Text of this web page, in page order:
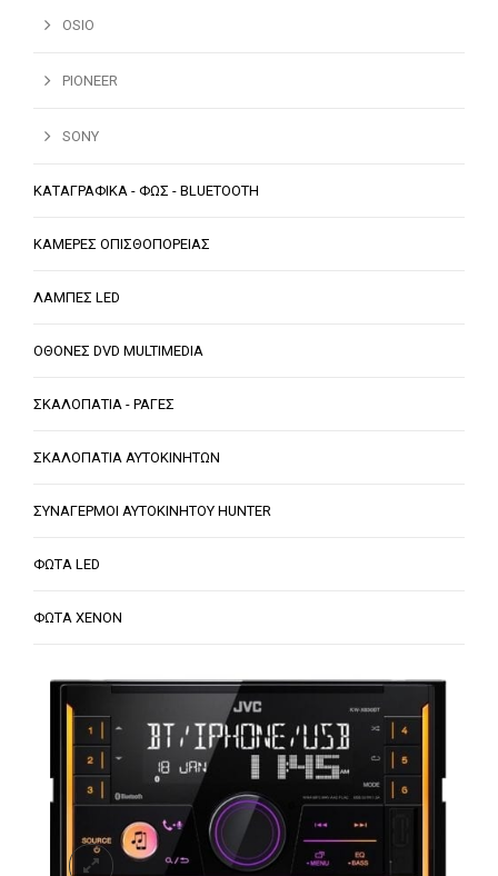
OSIO
PIONEER
SONY
ΚΑΤΑΓΡΑΦΙΚΑ - ΦΩΣ - BLUETOOTH
ΚΑΜΕΡΕΣ ΟΠΙΣΘΟΠΟΡΕΙΑΣ
ΛΑΜΠΕΣ LED
ΟΘΟΝΕΣ DVD MULTIMEDIA
ΣΚΑΛΟΠΑΤΙΑ - ΡΑΓΕΣ
ΣΚΑΛΟΠΑΤΙΑ ΑΥΤΟΚΙΝΗΤΩΝ
ΣΥΝΑΓΕΡΜΟΙ ΑΥΤΟΚΙΝΗΤΟΥ HUNTER
ΦΩΤΑ LED
ΦΩΤΑ XENON